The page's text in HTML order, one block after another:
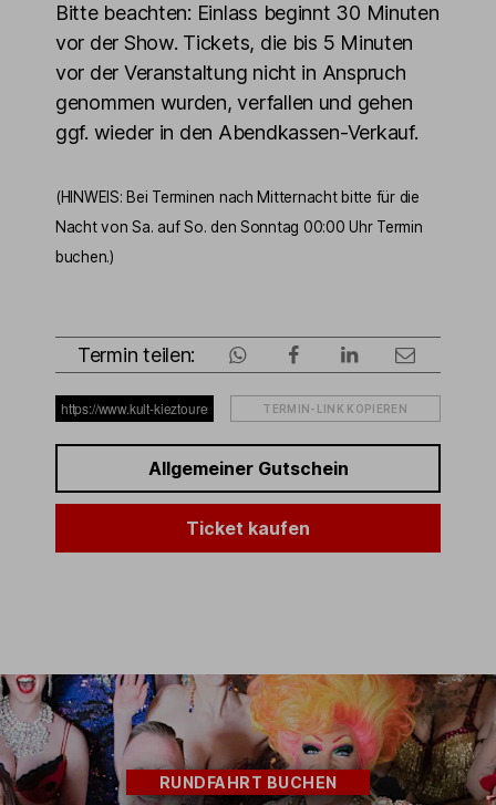
Bitte beachten: Einlass beginnt 30 Minuten
vor der Show. Tickets, die bis 5 Minuten
vor der Veranstaltung nicht in Anspruch
genommen wurden, verfallen und gehen
ggf. wieder in den Abendkassen-Verkauf.
(HINWEIS: Bei Terminen nach Mitternacht bitte für die
Nacht von Sa. auf So. den Sonntag 00:00 Uhr Termin
buchen.)
Termin teilen:
TERMIN-LINK KOPIEREN
Allgemeiner Gutschein
Ticket kaufen
RUNDFAHRT BUCHEN